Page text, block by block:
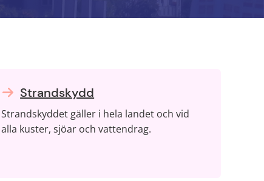
Strandskydd
Strandskyddet gäller i hela landet och vid
alla kuster, sjöar och vattendrag.